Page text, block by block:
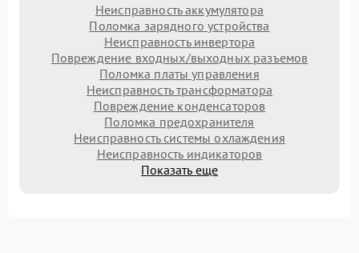
Неисправность аккумулятора
Поломка зарядного устройства
Неисправность инвертора
Повреждение входных/выходных разъемов
Поломка платы управления
Неисправность трансформатора
Повреждение конденсаторов
Поломка предохранителя
Неисправность системы охлаждения
Неисправность индикаторов
Показать еще